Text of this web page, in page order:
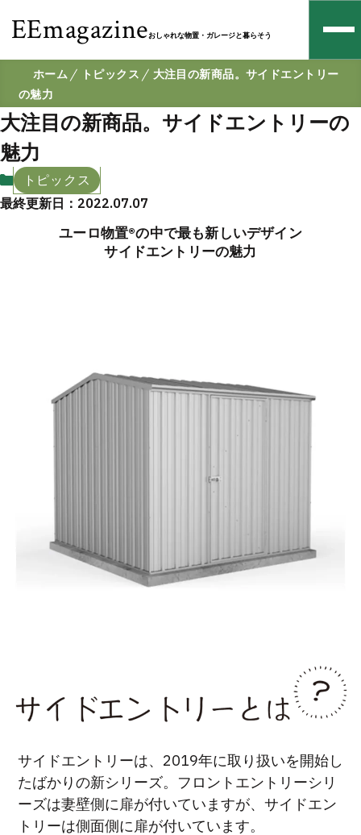
EEmagazineおしゃれな物置・ガレージと暮らそう
ホーム トピックス
大注目の新商品。サイドエントリー
の魅力
大注目の新商品。サイドエントリーの
魅力
トピックス
最終更新日：2022.07.07
ユーロ物置®の中で最も新しいデザイン
サイドエントリーの魅力
サイドエントリーは、2019年に取り扱いを開始し
たばかりの新シリーズ。フロントエントリーシリ
ーズは妻壁側に扉が付いていますが、サイドエン
トリーは側面側に扉が付いています。